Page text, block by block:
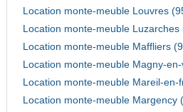
Location monte-meuble Louvres
Location monte-meuble Luzarches
Location monte-meuble Maffliers
Location monte-meuble Magny-
Location monte-meuble Mareil-en-
Location monte-meuble Margency